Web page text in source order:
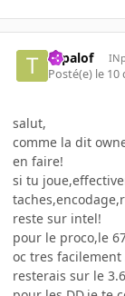
topalof
Posté(e) le 10
salut,
comme la dit
en faire!
si tu
reste sur intel!
pour le proco,le
oc tres
resterais sur le